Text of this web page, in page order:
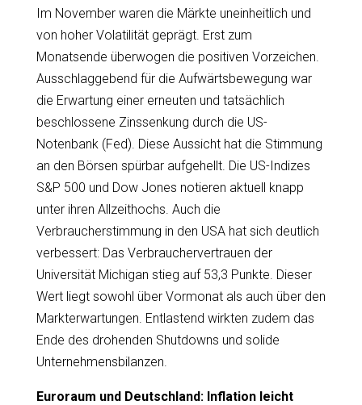
Im November waren die Märkte uneinheitlich und
von hoher Volatilität geprägt. Erst zum
Monatsende überwogen die positiven Vorzeichen.
Ausschlaggebend für die Aufwärtsbewegung war
die Erwartung einer erneuten und tatsächlich
beschlossene Zinssenkung durch die US-
Notenbank (Fed). Diese Aussicht hat die Stimmung
an den Börsen spürbar aufgehellt. Die US-Indizes
S&P 500 und Dow Jones notieren aktuell knapp
unter ihren Allzeithochs. Auch die
Verbraucherstimmung in den USA hat sich deutlich
verbessert: Das Verbrauchervertrauen der
Universität Michigan stieg auf 53,3 Punkte. Dieser
Wert liegt sowohl über Vormonat als auch über den
Markterwartungen. Entlastend wirkten zudem das
Ende des drohenden Shutdowns und solide
Unternehmensbilanzen.
Euroraum und Deutschland: Inflation leicht